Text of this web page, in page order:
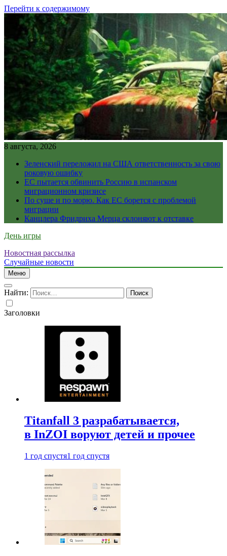
Перейти к содержимому
8 августа, 2026
Зеленский переложил на США ответственность за свою
роковую ошибку
ЕС пытается обвинить Россию в испанском
миграционном кризисе
По суше и по морю. Как ЕС борется с проблемой
миграции
Канцлера Фридриха Мерца склоняют к отставке
День игры
Новостная рассылка
Случайные новости
Меню
Найти:
Заголовки
Titanfall 3 разрабатывается,
в InZOI воруют детей и прочее
1 год спустя1 год спустя